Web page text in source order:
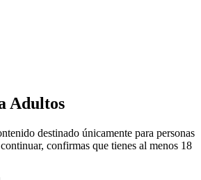
Adultos
destinado únicamente para personas
confirmas que tienes al menos 18